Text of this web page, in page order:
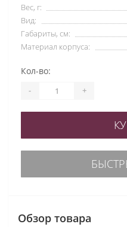
Вес, г:
Вид:
Габариты, см:
Материал корпуса:
Кол-во:
- +
Обзор товара